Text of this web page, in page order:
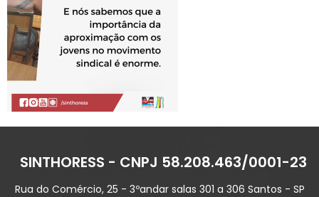
SINTHORESS - CNPJ 58.208.463/0001-23
Rua do Comércio, 25 - 3ºandar salas 301 a 306 Santos - SP